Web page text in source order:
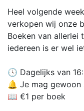
Heel volgende
verkopen wij onze
Boeken van allerlei
iedereen is er wel
🕓 Dagelijks van
🔔 Je mag gewoon
📖 €1 per boek